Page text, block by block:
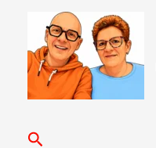
inhoud
Zoeken